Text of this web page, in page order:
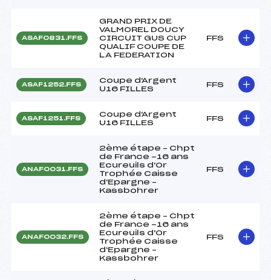
ASAF0831.FFS
GRAND PRIX DE
VALMOREL DOUCY
CIRCUIT GUS CUP
QUALIF COUPE DE
LA FEDERATION
FFS
ASAF1252.FFS
Coupe d'Argent
U16 FILLES
FFS
ASAF1251.FFS
Coupe d'Argent
U16 FILLES
FFS
ANAF0031.FFS
2ème étape – Chpt
de France -16 ans
Ecureuils d'Or
Trophée Caisse
d'Epargne –
Kassbohrer
FFS
ANAF0032.FFS
2ème étape – Chpt
de France -16 ans
Ecureuils d'Or
Trophée Caisse
d'Epargne –
Kassbohrer
FFS